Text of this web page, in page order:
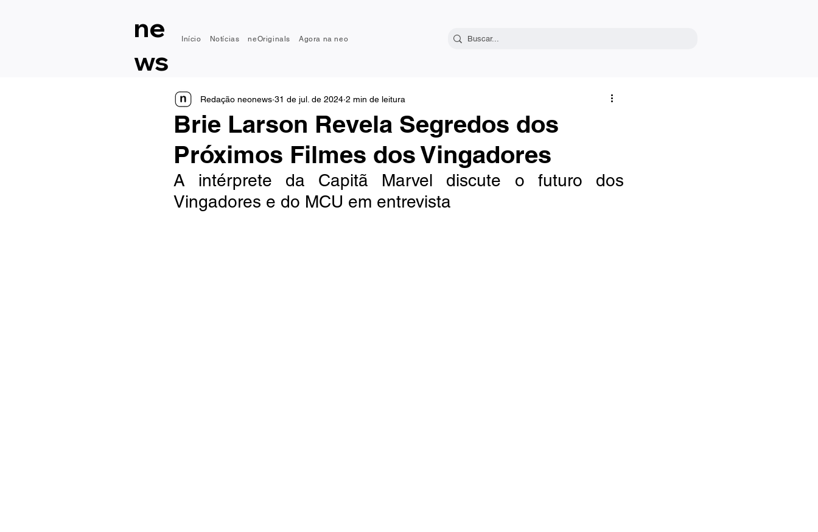
ne
ws
Início Notícias neOriginals Agora na neo
Brie Larson Revela Segredos dos
Próximos Filmes dos Vingadores
Redação neonews 31 de jul. de 2024 2 min de leitura
A intérprete da Capitã Marvel discute o futuro dos
Vingadores e do MCU em entrevista